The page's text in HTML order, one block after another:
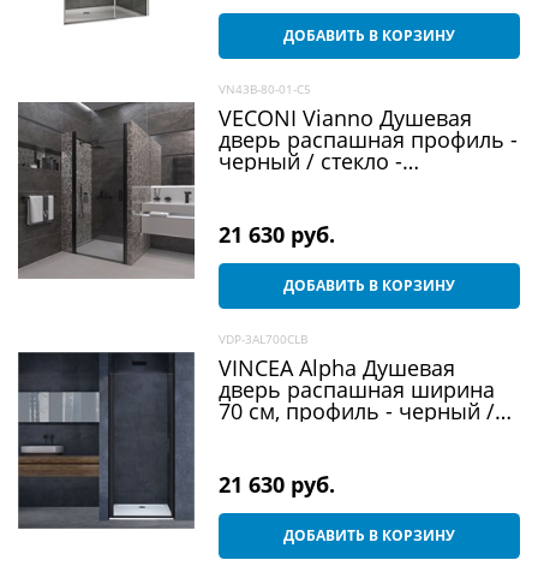
ДОБАВИТЬ В КОРЗИНУ
VN43B-80-01-C5
VECONI Vianno Душевая
дверь распашная профиль -
черный / стекло -
21 630 руб.
ДОБАВИТЬ В КОРЗИНУ
VDP-3AL700CLB
VINCEA Alpha Душевая
дверь распашная ширина
70 см, профиль - черный /
21 630 руб.
ДОБАВИТЬ В КОРЗИНУ